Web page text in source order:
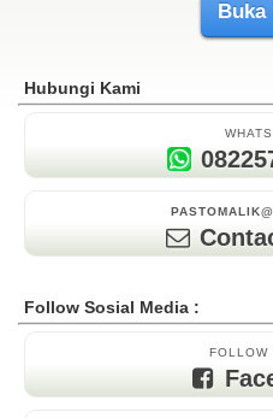
Buka
Hubungi Kami
Follow Sosial Media :
FOLLOW